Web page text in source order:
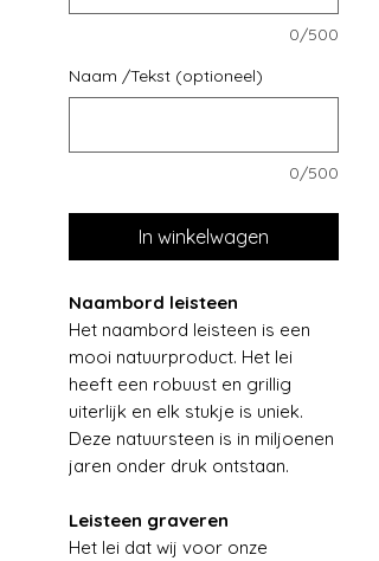
0/500
Naam /Tekst (optioneel)
0/500
In winkelwagen
Naambord leisteen
Het naambord leisteen is een
mooi natuurproduct. Het lei
heeft een robuust en grillig
uiterlijk en elk stukje is uniek.
Deze natuursteen is in miljoenen
jaren onder druk ontstaan.
Leisteen graveren
Het lei dat wij voor onze